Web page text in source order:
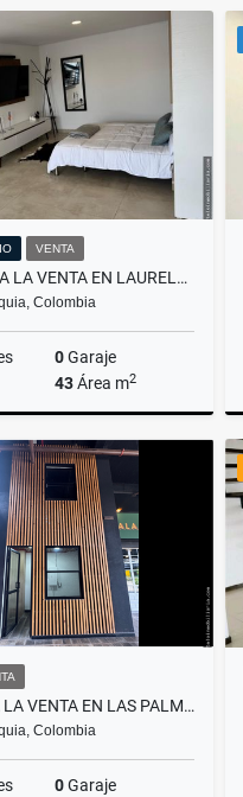
Alquiler
$4.800.000
VENTA
DUPLEX PARA LA VENTA EN LAURELES CON PERMISO DE RENTAS CORTAS
Colombia
0Garaje
43Área m2
Venta
$550.000.000
LOCAL PARA LA VENTA EN LAS PALMAS MALL LEMONT
Colombia
0Garaje